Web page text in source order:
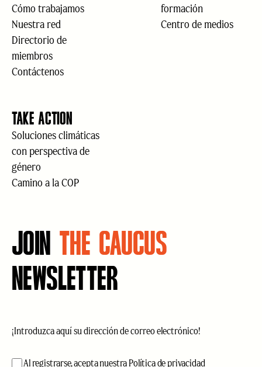
Cómo trabajamos
Nuestra red
Directorio de
miembros
Contáctenos
formación
Centro de medios
TAKE ACTION
Soluciones climáticas
con perspectiva de
género
Camino a la COP
JOIN THE CAUCUS
NEWSLETTER
electrónico(Obligatorio)
aceptación(Obligatorio)
Al registrarse, acepta nuestra Política de privacidad